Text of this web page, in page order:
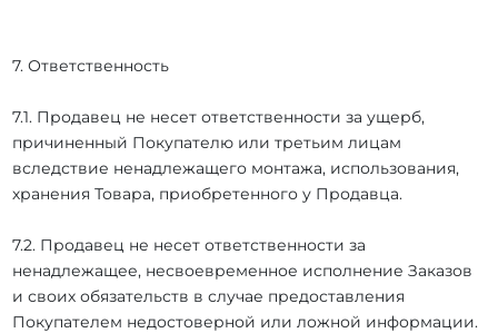
7. Ответственность
7.1. Продавец не несет ответственности за ущерб,
причиненный Покупателю или третьим лицам
вследствие ненадлежащего монтажа, использования,
хранения Товара, приобретенного у Продавца.
7.2. Продавец не несет ответственности за
ненадлежащее, несвоевременное исполнение Заказов
и своих обязательств в случае предоставления
Покупателем недостоверной или ложной информации.